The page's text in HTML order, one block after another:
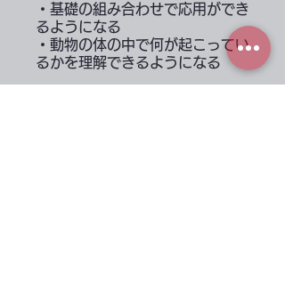
・基礎の組み合わせで応用ができ
るようになる
・動物の体の中で何が起こってい